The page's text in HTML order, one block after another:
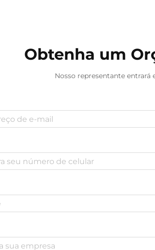
Obtenha um
Nosso representante